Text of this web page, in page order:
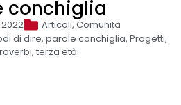
conchiglia
Articoli, Comunità
di dire, parole conchiglia, Progetti,
, terza età